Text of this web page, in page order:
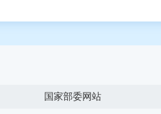
国家部委网站